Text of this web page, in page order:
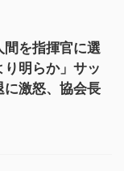
間を指揮官に選
明らか」サッ
に激怒、協会長